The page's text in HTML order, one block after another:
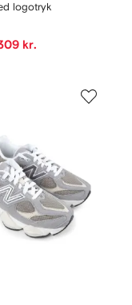
logotryk
kr.